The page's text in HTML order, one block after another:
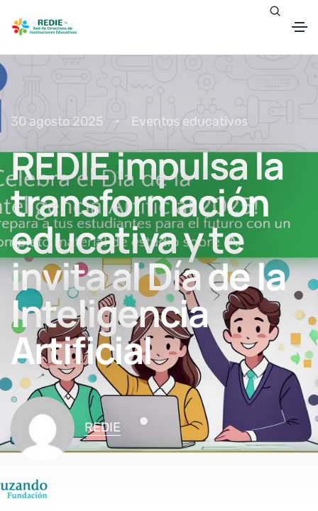
30 agosto 2025 Eventos educativos
REDIE impulsa la
transformación
educativa y te
invita al Día de la
Inteligencia
Artificial
REDIE